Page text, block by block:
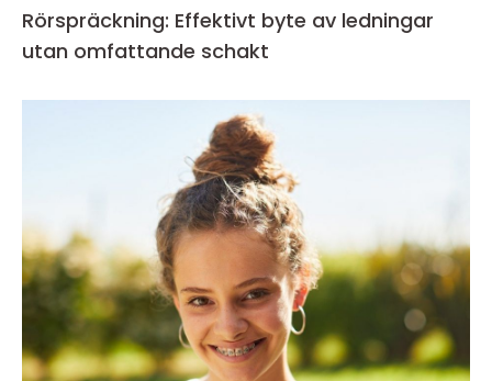
Rörspräckning: Effektivt byte av ledningar
utan omfattande schakt